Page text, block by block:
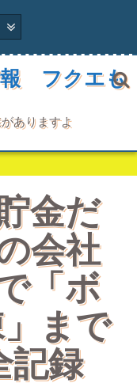
報 フクエも
ありますよ
金だ
会社
「ボ
まで
記録